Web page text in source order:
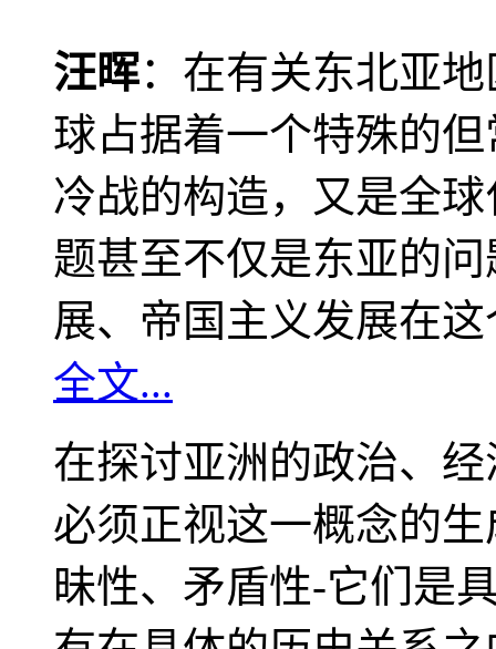
汪晖：在有关东北亚
球占据着一个特殊的
冷战的构造，又是全
题甚至不仅是东亚的
展、帝国主义发展在
全文...
在探讨亚洲的政治、
必须正视这一概念的
昧性、矛盾性-它们是